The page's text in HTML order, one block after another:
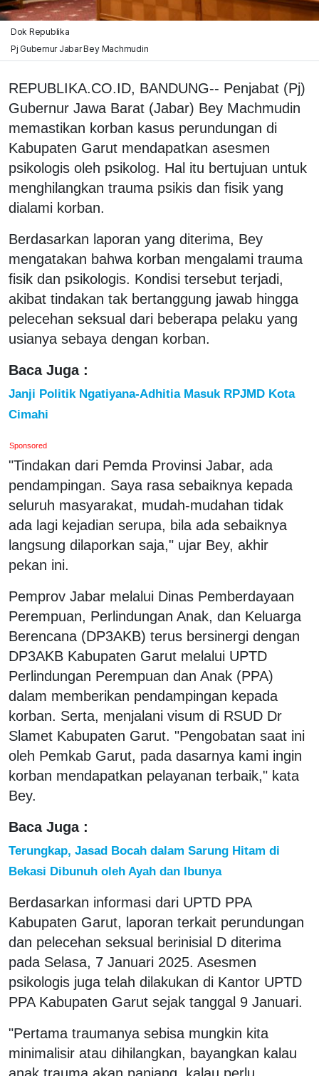
Dok Republika
Pj Gubernur Jabar Bey Machmudin
REPUBLIKA.CO.ID, BANDUNG-- Penjabat (Pj)
Gubernur Jawa Barat (Jabar) Bey Machmudin
memastikan korban kasus perundungan di
Kabupaten Garut mendapatkan asesmen
psikologis oleh psikolog. Hal itu bertujuan untuk
menghilangkan trauma psikis dan fisik yang
dialami korban.
Berdasarkan laporan yang diterima, Bey
mengatakan bahwa korban mengalami trauma
fisik dan psikologis. Kondisi tersebut terjadi,
akibat tindakan tak bertanggung jawab hingga
pelecehan seksual dari beberapa pelaku yang
usianya sebaya dengan korban.
Baca Juga :
Janji Politik Ngatiyana-Adhitia Masuk RPJMD Kota
Cimahi
Sponsored
"Tindakan dari Pemda Provinsi Jabar, ada
pendampingan. Saya rasa sebaiknya kepada
seluruh masyarakat, mudah-mudahan tidak
ada lagi kejadian serupa, bila ada sebaiknya
langsung dilaporkan saja," ujar Bey, akhir
pekan ini.
Pemprov Jabar melalui Dinas Pemberdayaan
Perempuan, Perlindungan Anak, dan Keluarga
Berencana (DP3AKB) terus bersinergi dengan
DP3AKB Kabupaten Garut melalui UPTD
Perlindungan Perempuan dan Anak (PPA)
dalam memberikan pendampingan kepada
korban. Serta, menjalani visum di RSUD Dr
Slamet Kabupaten Garut. "Pengobatan saat ini
oleh Pemkab Garut, pada dasarnya kami ingin
korban mendapatkan pelayanan terbaik," kata
Bey.
Baca Juga :
Terungkap, Jasad Bocah dalam Sarung Hitam di
Bekasi Dibunuh oleh Ayah dan Ibunya
Berdasarkan informasi dari UPTD PPA
Kabupaten Garut, laporan terkait perundungan
dan pelecehan seksual berinisial D diterima
pada Selasa, 7 Januari 2025. Asesmen
psikologis juga telah dilakukan di Kantor UPTD
PPA Kabupaten Garut sejak tanggal 9 Januari.
"Pertama traumanya sebisa mungkin kita
minimalisir atau dihilangkan, bayangkan kalau